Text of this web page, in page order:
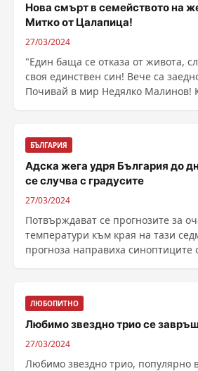
Нова смърт в семейството на
Митко от Цалапица!
27/03/2024
"Един баща се отказа от живота,
своя единствен син! Вече са
Почивай в мир Недялко Малинов!
БЪЛГАРИЯ
Адска жега удря България до
се случва с градусите
27/03/2024
Потвърждават се прогнозите за
температури към края на тази
прогноза направиха синоптиците
ЛЮБОПИТНО
Любимо звездно трио се
27/03/2024
Любимо звездно трио, популярно